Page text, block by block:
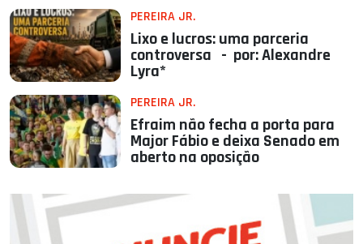
PEREIRA JR.
Lixo e lucros: uma parceria
controversa - por: Alexandre
Lyra*
PEREIRA JR.
Efraim não fecha a porta para
Major Fábio e deixa Senado em
aberto na oposição